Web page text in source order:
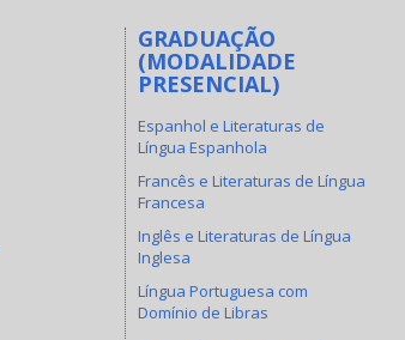
GRADUAÇÃO
(MODALIDADE
PRESENCIAL)
Espanhol e Literaturas de
Língua Espanhola
Francês e Literaturas de Língua
Francesa
Inglês e Literaturas de Língua
Inglesa
Língua Portuguesa com
Domínio de Libras